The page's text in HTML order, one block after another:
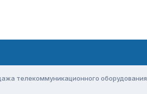
телекоммуникационного оборудования